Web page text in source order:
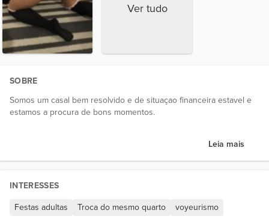
Ver tudo
SOBRE
Somos um casal bem resolvido e de situaçao financeira estavel e
estamos a procura de bons momentos.
Leia mais
INTERESSES
Festas adultas
Troca do mesmo quarto voyeurismo